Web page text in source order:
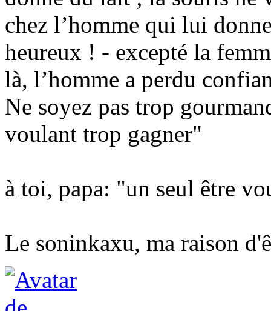
chez l’homme qui lui
heureux ! - excepté la
là, l’homme a perdu
Ne soyez pas trop
voulant trop gagner"
à toi, papa: "un seul être
Le soninkaxu, ma raison